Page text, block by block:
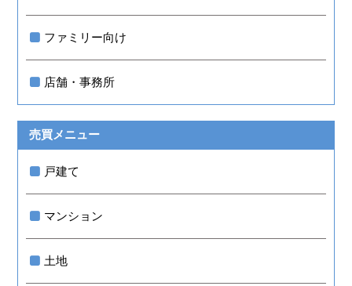
ファミリー向け
店舗・事務所
売買メニュー
戸建て
マンション
土地